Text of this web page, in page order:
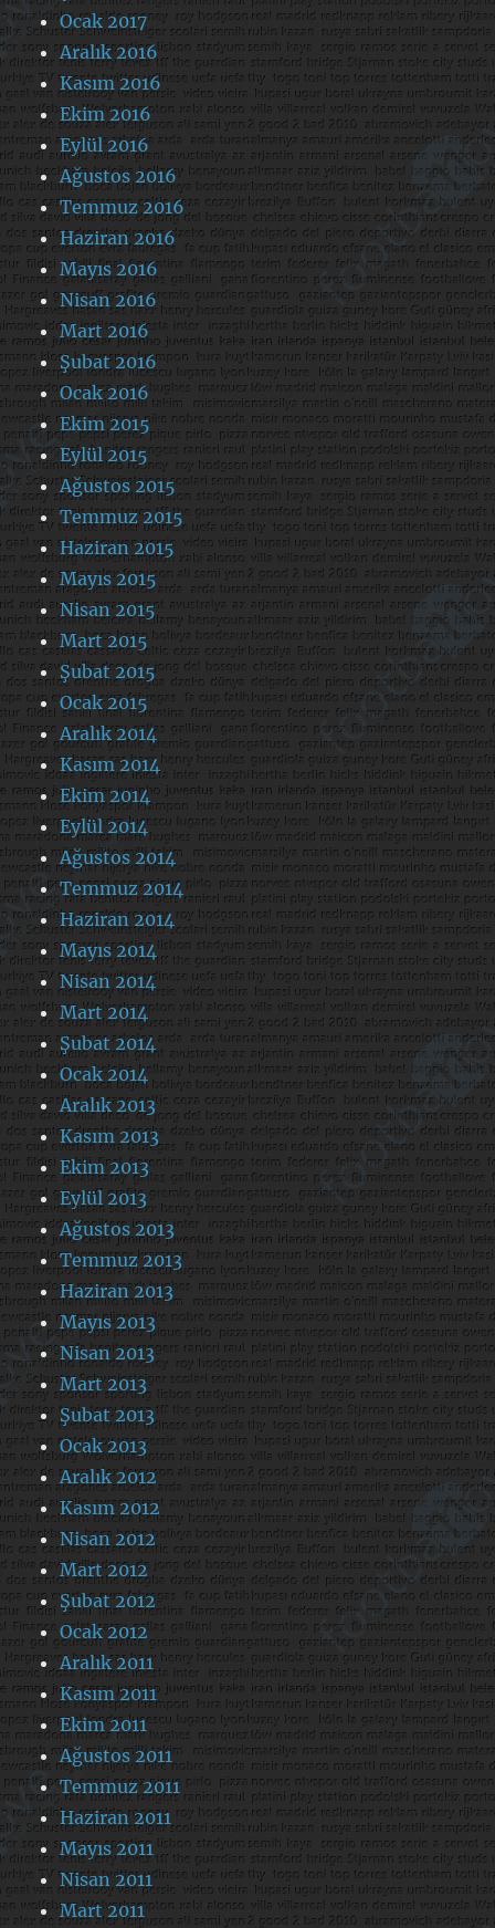
Ocak 2017
Aralık 2016
Kasım 2016
Ekim 2016
Eylül 2016
Ağustos 2016
Temmuz 2016
Haziran 2016
Mayıs 2016
Nisan 2016
Mart 2016
Şubat 2016
Ocak 2016
Ekim 2015
Eylül 2015
Ağustos 2015
Temmuz 2015
Haziran 2015
Mayıs 2015
Nisan 2015
Mart 2015
Şubat 2015
Ocak 2015
Aralık 2014
Kasım 2014
Ekim 2014
Eylül 2014
Ağustos 2014
Temmuz 2014
Haziran 2014
Mayıs 2014
Nisan 2014
Mart 2014
Şubat 2014
Ocak 2014
Aralık 2013
Kasım 2013
Ekim 2013
Eylül 2013
Ağustos 2013
Temmuz 2013
Haziran 2013
Mayıs 2013
Nisan 2013
Mart 2013
Şubat 2013
Ocak 2013
Aralık 2012
Kasım 2012
Nisan 2012
Mart 2012
Şubat 2012
Ocak 2012
Aralık 2011
Kasım 2011
Ekim 2011
Ağustos 2011
Temmuz 2011
Haziran 2011
Mayıs 2011
Nisan 2011
Mart 2011